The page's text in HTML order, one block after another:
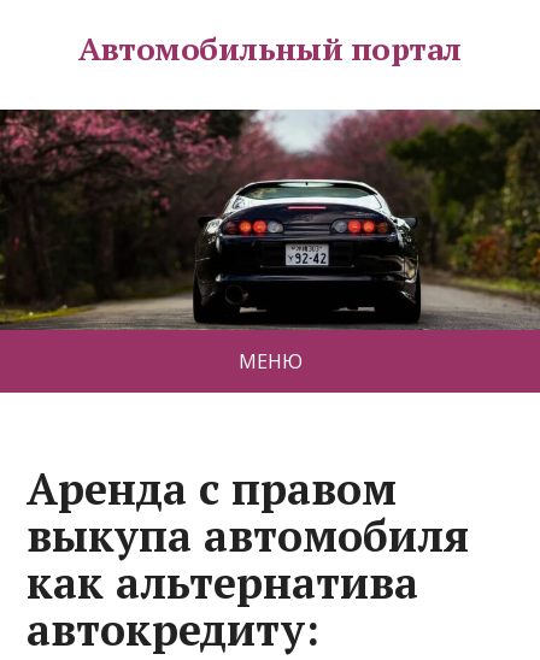
Автомобильный портал
МЕНЮ
Аренда с правом
выкупа автомобиля
как альтернатива
автокредиту: